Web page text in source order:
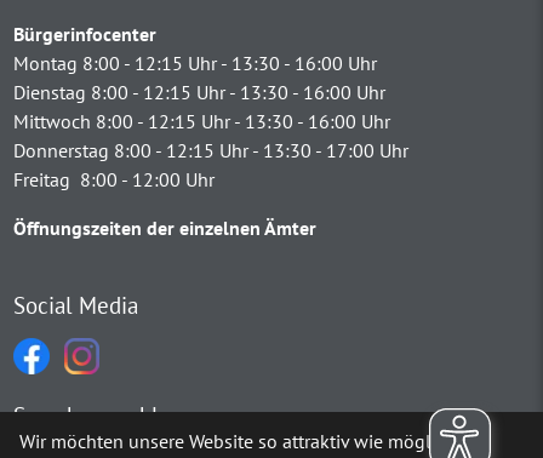
Bürgerinfocenter
Montag 8:00 - 12:15 Uhr - 13:30 - 16:00 Uhr
Dienstag 8:00 - 12:15 Uhr - 13:30 - 16:00 Uhr
Mittwoch 8:00 - 12:15 Uhr - 13:30 - 16:00 Uhr
Donnerstag 8:00 - 12:15 Uhr - 13:30 - 17:00 Uhr
Freitag 8:00 - 12:00 Uhr
Öffnungszeiten der einzelnen Ämter
Social Media
Sprachauswahl
Wir möchten unsere Website so attraktiv wie möglich